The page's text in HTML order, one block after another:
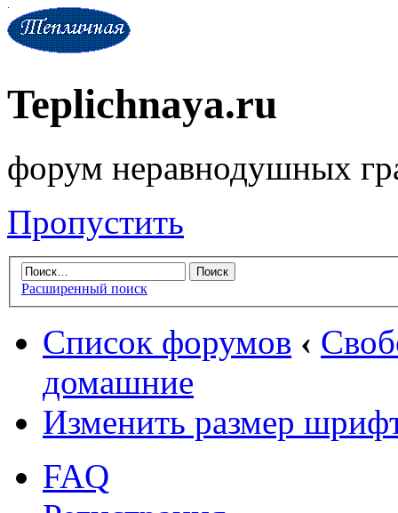
Teplichnaya.ru
форум неравнодушных
Пропустить
Расширенный поиск
Список форумов ‹
домашние
Изменить размер
FAQ